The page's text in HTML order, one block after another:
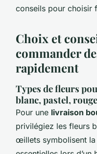
conseils pour choisir
Choix et
commander
rapidement
Types de fleurs
blanc, pastel, rouge
Pour une livraison
privilégiez les fleurs
œillets symbolisent